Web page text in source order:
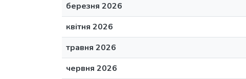
березня 2026
квітня 2026
травня 2026
червня 2026